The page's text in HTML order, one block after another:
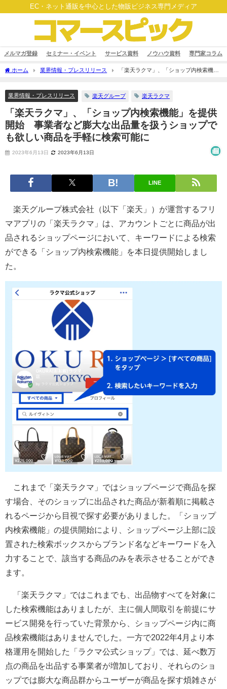
EC・ネット通販を中心とした物販ビジネス専門メディア
メルマガ登録 セミナー・イベント サービス資料 ノウハウ資料 専門家コラム
ホーム 業界情報・プレスリリース
「楽天ラクマ」、「ショップ内検索機
業界情報・プレスリリース
楽天グループ 楽天ラクマ
「楽天ラクマ」、「ショップ内検索機能」を提供
開始 事業者など膨大な出品量を扱うショップで
も欲しい商品を手軽に検索可能に
2023年6月13日 2023年6月13日
LINE
楽天グループ株式会社（以下「楽天」）が運営するフリ
マアプリの「楽天ラクマ」は、アカウントごとに商品が出
品されるショップページにおいて、キーワードによる検索
ができる「ショップ内検索機能」を本日提供開始しまし
た。
これまで「楽天ラクマ」ではショップページで商品を探
す場合、そのショップに出品された商品が新着順に掲載さ
れるページから目視で探す必要がありました。「ショップ
内検索機能」の提供開始により、ショップページ上部に設
置された検索ボックスからブランド名などキーワードを入
力することで、該当する商品のみを表示させることができ
ます。
「楽天ラクマ」ではこれまでも、出品物すべてを対象に
した検索機能はありましたが、主に個人間取引を前提にサ
ービス開発を行っていた背景から、ショップページ内に商
品検索機能はありませんでした。一方で2022年4月より本
格運用を開始した「ラクマ公式ショップ」では、延べ数万
点の商品を出品する事業者が増加しており、それらのショ
ップでは膨大な商品群からユーザーが商品を探す煩雑さが